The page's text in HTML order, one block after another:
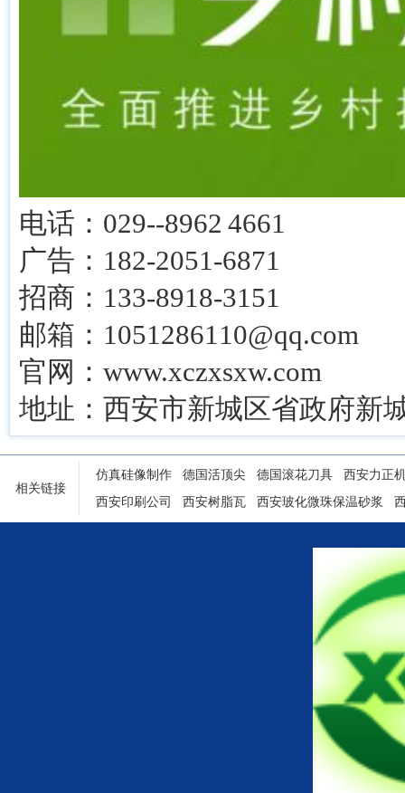
电话：029--8962 4661
广告：182-2051-6871
招商：133-8918-3151
邮箱：1051286110@qq.com
官网：www.xczxsxw.com
地址：西安市新城区省政府新
相关链接
仿真硅像制作 德国活顶尖 德国滚花刀具
西安力正
西安印刷公司
西安树脂瓦 西安玻化微珠保温砂浆